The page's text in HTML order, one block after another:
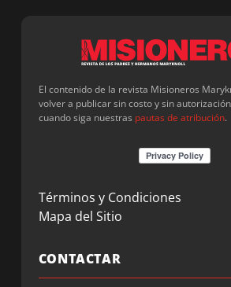
El contenido de la revista Misioneros
volver a publicar sin costo y sin
cuando siga nuestras pautas de atribución.
Términos y Condiciones
Mapa del Sitio
CONTACTAR